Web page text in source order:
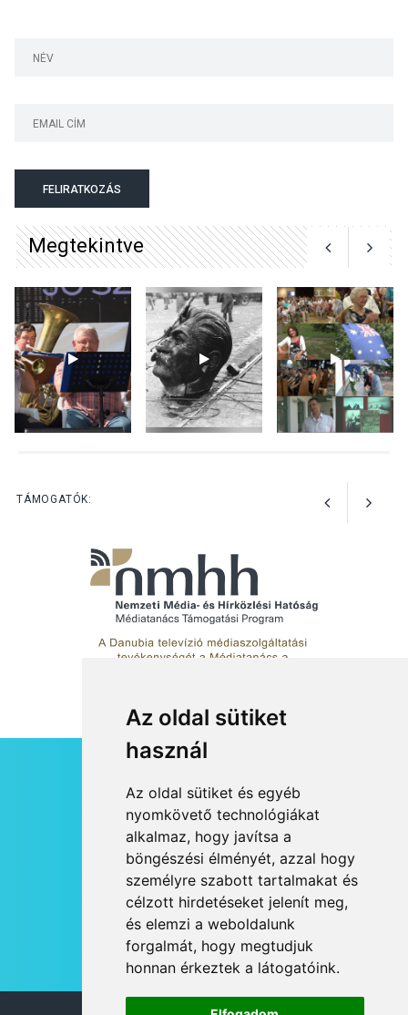
Az oldal sütiket
használ
Az oldal sütiket és egyéb
nyomkövető technológiákat
alkalmaz, hogy javítsa a
böngészési élményét, azzal hogy
személyre szabott tartalmakat és
célzott hirdetéseket jelenít meg,
és elemzi a weboldalunk
forgalmát, hogy megtudjuk
honnan érkeztek a látogatóink.
tanszergyűjtés lesz
Szigetmonostoron
KÖZÉLET 2026 AUG 04
Megújulnak Szentendre
játszóterei
FELIRATKOZÁS
Megtekintve
TÁMOGATÓK:
HÍRLEVÉL
RSS
JOGI NYILATKOZAT
KAPCSOLAT
OLDALTÉRKÉP
IMPRESSZUM
HÍR BEKÜLDÉSE